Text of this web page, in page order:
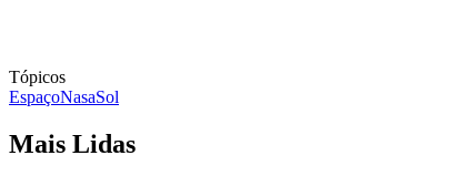
Tópicos
EspaçoNasaSol
Mais Lidas